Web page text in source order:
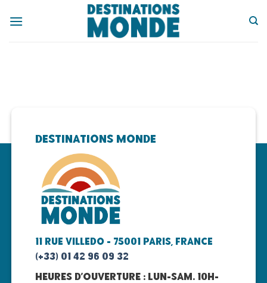
Destinations Monde
11 rue Villedo - 75001 Paris, FRANCE
(+33) 01 42 96 09 32
Heures d'ouverture : lun-sam. 10h-